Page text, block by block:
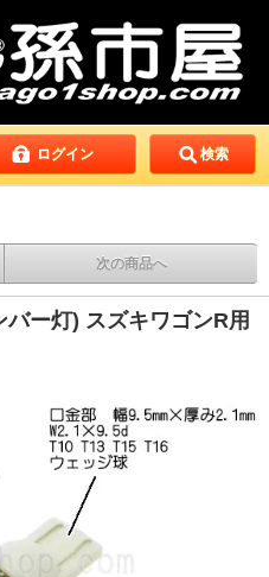
ログイン 検索
次の商品へ
ー灯) スズキワゴンR用